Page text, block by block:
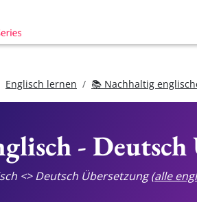
Englisch lernen 📚 Nachhaltig
-
<> Deutsch Übersetzung(alle